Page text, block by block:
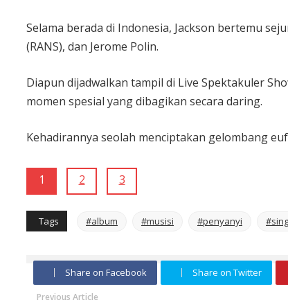
Selama berada di Indonesia, Jackson bertemu
(RANS), dan Jerome Polin.
Diapun dijadwalkan tampil di Live Spektakuler
momen spesial yang dibagikan secara daring.
Kehadirannya seolah menciptakan gelombang
1 2 3
Tags #album #musisi #penyanyi
Share on Facebook Share on Twitter
Previous Article